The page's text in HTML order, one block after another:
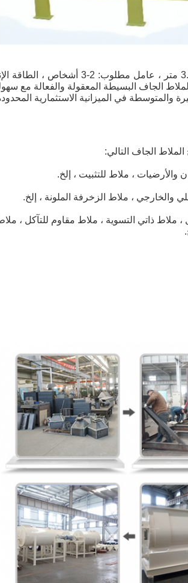
والمتوسطة في الميزانية الاستثمارية
الجاف التالي:
والأرضيات ، ملاط ​​للتثبيت ، إلخ.
والخارجي ، ملاط ​​الزخرفة الملونة ، إلخ.